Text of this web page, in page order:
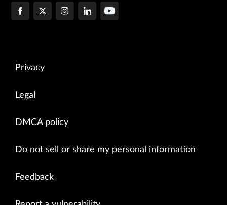
Privacy
Legal
DMCA policy
Do not sell or share my personal information
Feedback